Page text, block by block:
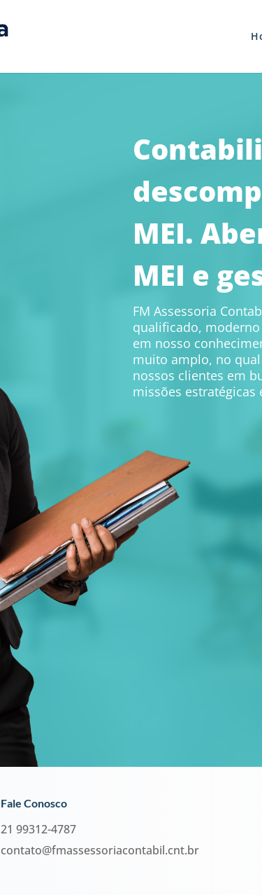
MEI.
MEI e
FM Assessoria
qualificado,
em nosso
muito amplo, no
nossos clientes em
missões estratégicas
Fale Conosco
21 99312-4787
contato@fmassessoriacontabil.cnt.br